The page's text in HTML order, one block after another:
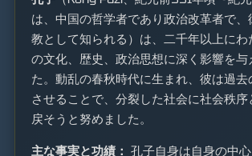
は、中国の哲学者であり政治改革者で
教として知られる）は、二千年以上にわ
の文化、歴史、政治思想に深く影響を与
た。動乱の春秋時代に生まれ、彼は過
させることで、分裂した社会に社会秩序
戻そうと努めました。
主な事実と功績： 孔子自身は自身の中